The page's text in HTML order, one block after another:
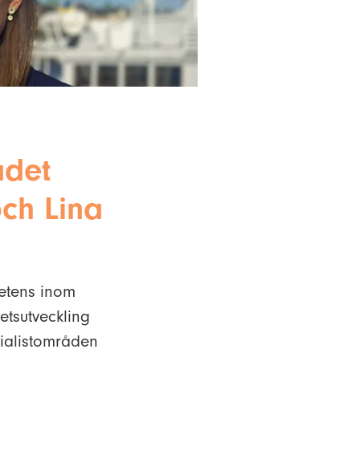
Lina
inom